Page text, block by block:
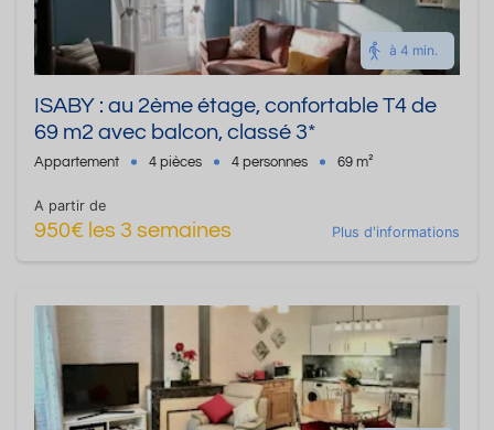
à 4 min.
ISABY : au 2ème étage, confortable T4 de
69 m2 avec balcon, classé 3*
Appartement 4 pièces 4 personnes 69 m²
A partir de
950€ les 3 semaines Plus d'informations